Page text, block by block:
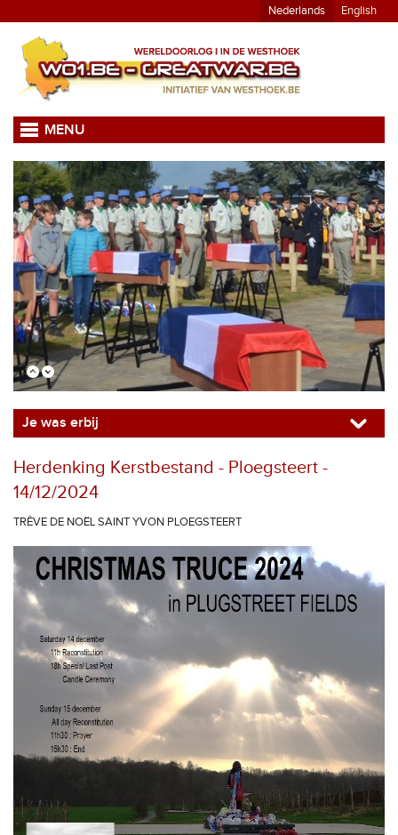
Nederlands English
MENU
Je was erbij
Herdenking Kerstbestand - Ploegsteert -
14/12/2024
TRÊVE DE NOËL SAINT YVON PLOEGSTEERT